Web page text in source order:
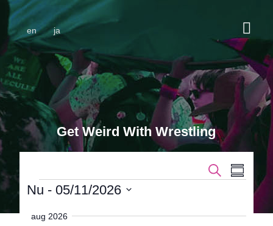
en ja
Get Weird With Wrestling
og
Søg efter
Nu - 05/11/2026
dato.
aug 2026